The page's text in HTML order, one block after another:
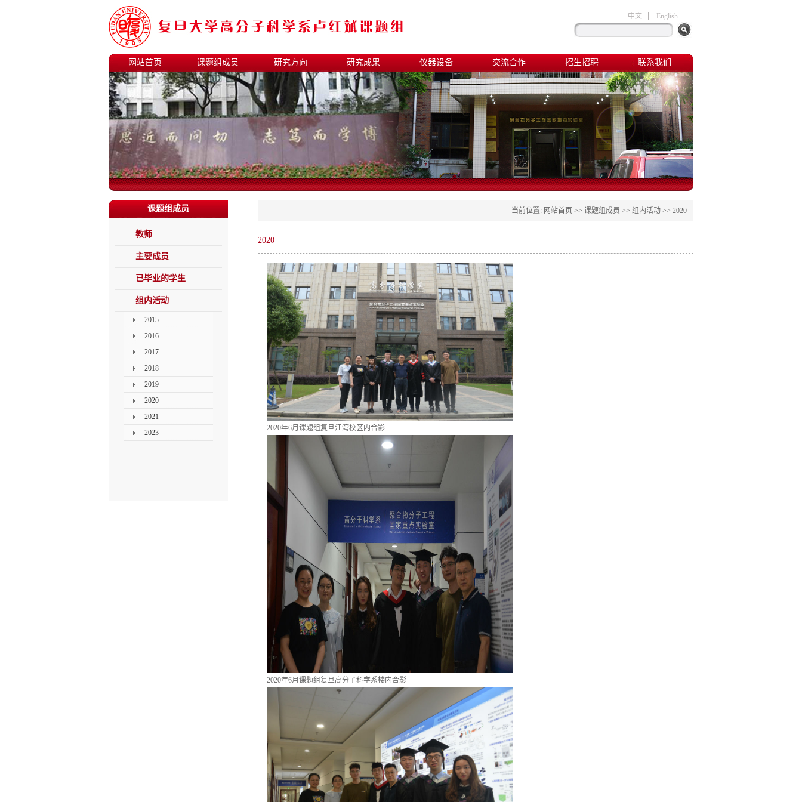
中文 English
网站首页 课题组成员 研究方向 研究成果 仪器设备 交流合作 招生招聘 联系我们
课题组成员
教师
主要成员
已毕业的学生
组内活动
2015
2016
2017
2018
2019
2020
2021
2023
当前位置: 网站首页 >> 课题组成员 >> 组内活动 >> 2020
2020
2020年6月课题组复旦江湾校区内合影
2020年6月课题组复旦高分子科学系楼内合影